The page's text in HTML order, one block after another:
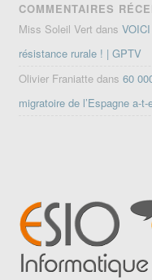
COMMENTAIRES
Miss Soleil Vert dans
résistance rurale ! | GPTV
Olivier Franiatte dans60
migratoire de l’Espagne a-